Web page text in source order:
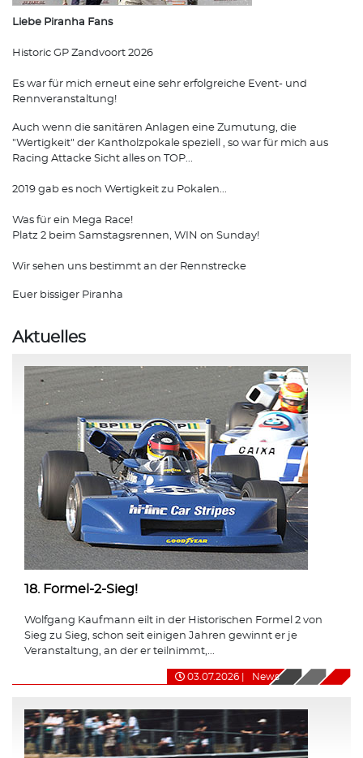
Liebe Piranha Fans
Historic GP Zandvoort 2026
Es war für mich erneut eine sehr erfolgreiche Event- und
Rennveranstaltung!
Auch wenn die sanitären Anlagen eine Zumutung, die
"Wertigkeit" der Kantholzpokale speziell , so war für mich aus
Racing Attacke Sicht alles on TOP...
2019 gab es noch Wertigkeit zu Pokalen...
Was für ein Mega Race!
Platz 2 beim Samstagsrennen, WIN on Sunday!
Wir sehen uns bestimmt an der Rennstrecke
Euer bissiger Piranha
Aktuelles
18. Formel-2-Sieg!
Wolfgang Kaufmann eilt in der Historischen Formel 2 von
Sieg zu Sieg, schon seit einigen Jahren gewinnt er je
Veranstaltung, an der er teilnimmt,...
03.07.2026 News